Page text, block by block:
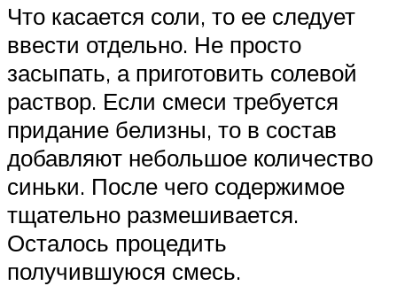
Что касается соли, то ее следует
ввести отдельно. Не просто
засыпать, а приготовить солевой
раствор. Если смеси требуется
придание белизны, то в состав
добавляют небольшое количество
синьки. После чего содержимое
тщательно размешивается.
Осталось процедить
получившуюся смесь.